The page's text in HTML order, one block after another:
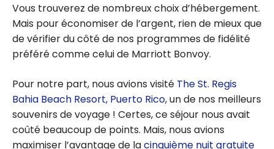
Vous trouverez de nombreux choix d’hébergement.
Mais pour économiser de l’argent, rien de mieux que
de vérifier du côté de nos programmes de fidélité
préféré comme celui de Marriott Bonvoy.
Pour notre part, nous avions visité The St. Regis
Bahia Beach Resort, Puerto Rico, un de nos meilleurs
souvenirs de voyage ! Certes, ce séjour nous avait
coûté beaucoup de points. Mais, nous avions
maximiser l’avantage de lacinquième nuit gratuite